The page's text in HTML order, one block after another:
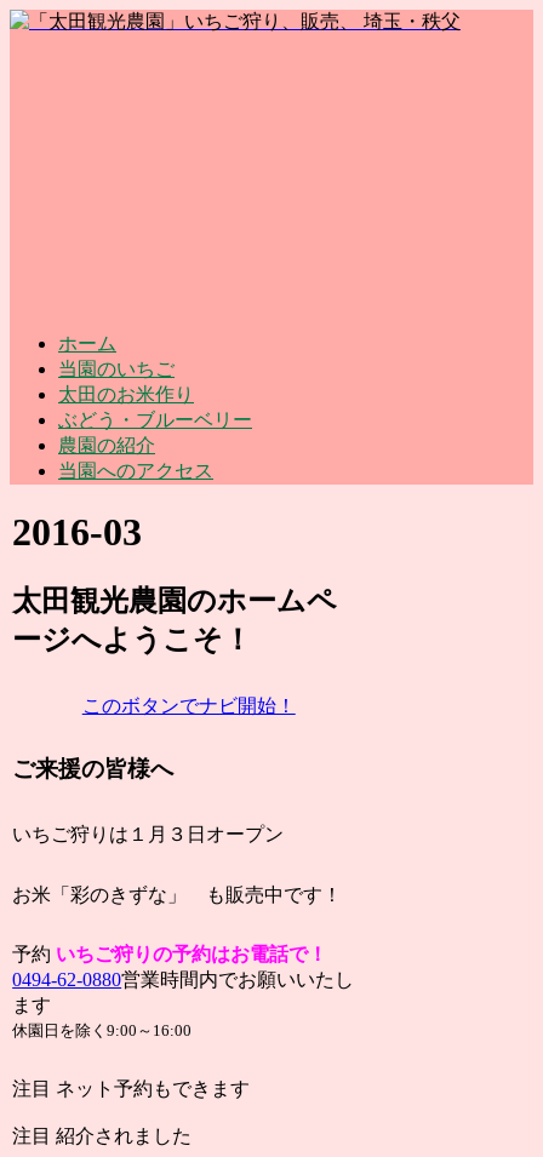
ホーム
当園のいちご
太田のお米作り
ぶどう・ブルーベリー
農園の紹介
当園へのアクセス
2016-03
太田観光農園のホームペ
ージへようこそ！
このボタンでナビ開始！
ご来援の皆様へ
いちご狩りは１月３日オープン
お米「彩のきずな」 も販売中です！
予約 いちご狩りの予約はお電話で！
0494-62-0880営業時間内でお願いいたし
ます
休園日を除く9:00～16:00
注目 ネット予約もできます
注目 紹介されました